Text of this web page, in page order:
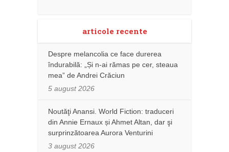
articole recente
Despre melancolia ce face durerea
îndurabilă: „Și n-ai rămas pe cer, steaua
mea” de Andrei Crăciun
5 august 2026
Noutăţi Anansi. World Fiction: traduceri
din Annie Ernaux și Ahmet Altan, dar şi
surprinzătoarea Aurora Venturini
3 august 2026